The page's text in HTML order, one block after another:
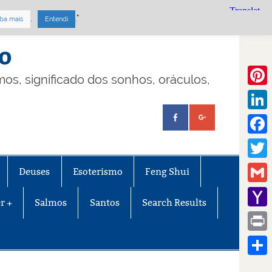
significado dos sonhos, oráculos,
Deuses Esoterismo Feng Shui
+ Salmos Santos Search Results
Gmail
Mail
Print
mais . Entendi ."